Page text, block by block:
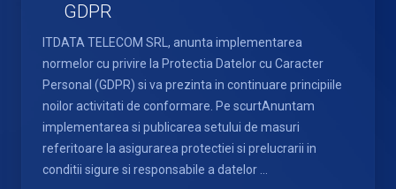
GDPR
ITDATA TELECOM SRL, anunta implementarea
normelor cu privire la Protectia Datelor cu Caracter
Personal (GDPR) si va prezinta in continuare principiile
noilor activitati de conformare. Pe scurtAnuntam
implementarea si publicarea setului de masuri
referitoare la asigurarea protectiei si prelucrarii in
conditii sigure si responsabile a datelor ...